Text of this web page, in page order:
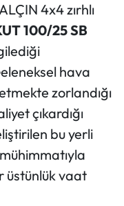
4x4 zırhlı
100/25 SB
hava
zorlandığı
çıkardığı
bu yerli
mühimmatıyla
üstünlük vaat